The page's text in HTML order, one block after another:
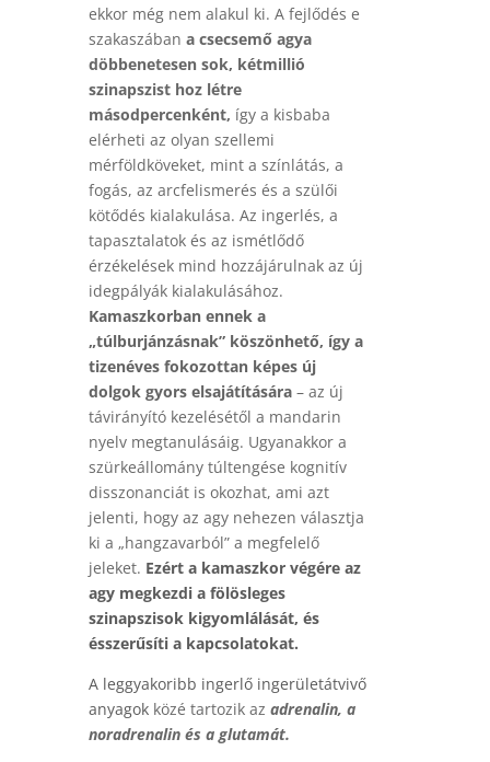
ekkor még nem alakul ki. A fejlődés e
szakaszában a csecsemő agya
döbbenetesen sok, kétmillió
szinapszist hoz létre
másodpercenként, így a kisbaba
elérheti az olyan szellemi
mérföldköveket, mint a színlátás, a
fogás, az arcfelismerés és a szülői
kötődés kialakulása. Az ingerlés, a
tapasztalatok és az ismétlődő
érzékelések mind hozzájárulnak az új
idegpályák kialakulásához.
Kamaszkorban ennek a
„túlburjánzásnak” köszönhető, így a
tizenéves fokozottan képes új
dolgok gyors elsajátítására–az új
távirányító kezelésétől a mandarin
nyelv megtanulásáig. Ugyanakkor a
szürkeállomány túltengése kognitív
disszonanciát is okozhat, ami azt
jelenti, hogy az agy nehezen választja
ki a „hangzavarból” a megfelelő
jeleket. Ezért a kamaszkor végére az
agy megkezdi a fölösleges
szinapszisok kigyomlálását, és
ésszerűsíti a kapcsolatokat.
A leggyakoribb ingerlő ingerületátvivő
anyagok közé tartozik az adrenalin, a
noradrenalin és a glutamát.